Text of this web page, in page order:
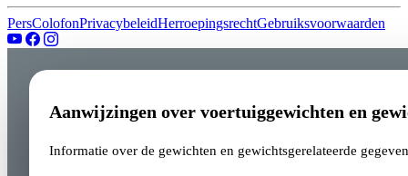
PersColofonPrivacybeleidHerroepingsrechtGebruiksvoorwaarden
Aanwijzingen over voertuiggewichten en
Informatie over de gewichten en gewichtsgerelateerde